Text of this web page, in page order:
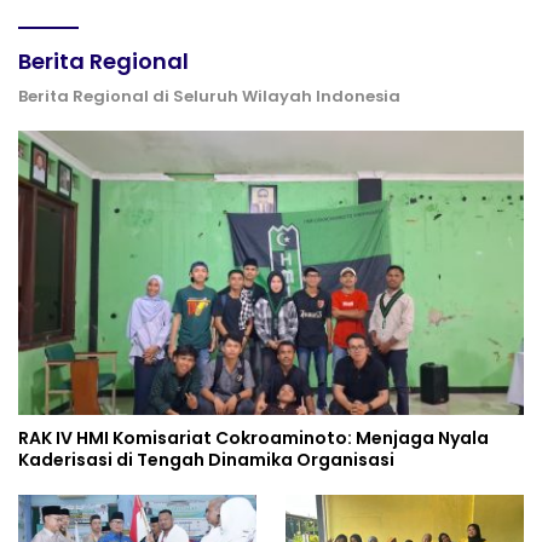
Berita Regional
Berita Regional di Seluruh Wilayah Indonesia
RAK IV HMI Komisariat Cokroaminoto: Menjaga Nyala
Kaderisasi di Tengah Dinamika Organisasi